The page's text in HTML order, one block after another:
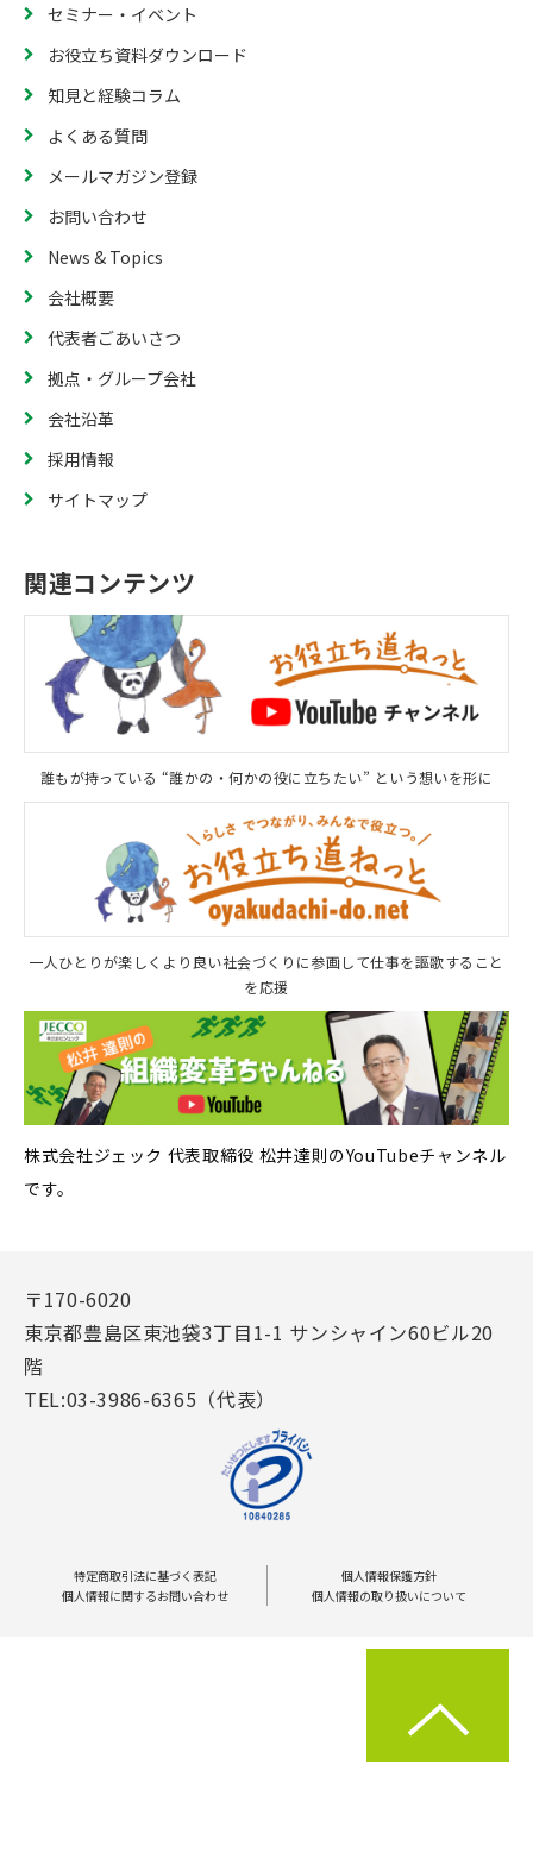
セミナー・イベント
お役立ち資料ダウンロード
知見と経験コラム
よくある質問
メールマガジン登録
お問い合わせ
News & Topics
会社概要
代表者ごあいさつ
拠点・グループ会社
会社沿革
採用情報
サイトマップ
関連コンテンツ
誰もが持っている “誰かの・何かの役に立ちたい” という想いを形に
一人ひとりが楽しくより良い社会づくりに参画して仕事を謳歌すること
を応援
株式会社ジェック 代表取締役 松井達則のYouTubeチャンネル
です。
〒170-6020
東京都豊島区東池袋3丁目1-1 サンシャイン60ビル20
階
TEL:03-3986-6365（代表）
特定商取引法に基づく表記
個人情報保護方針
個人情報に関するお問い合わせ
個人情報の取り扱いについて